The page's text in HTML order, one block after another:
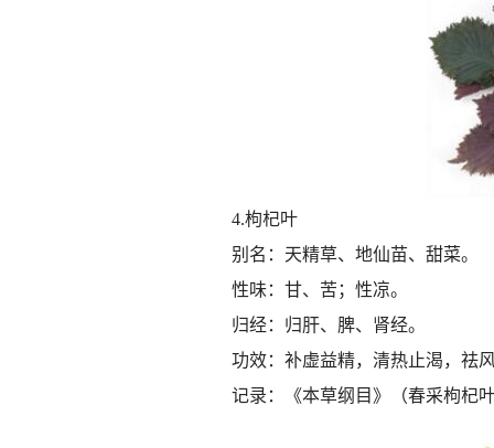
4.枸杞叶
别名：天精草、地仙苗、甜菜。
性味：甘、苦；性凉。
归经：归肝、脾、肾经。
功效：补虚益精，清热止渴，祛
记录：《本草纲目》（春采枸杞